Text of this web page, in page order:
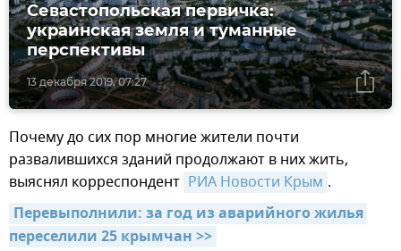
13 декабря 2019, 07:27
Севастопольская первичка:
украинская земля и туманные
перспективы
Почему до сих пор многие жители почти
развалившихся зданий продолжают в них жить,
выяснял корреспондент РИА Новости Крым .
Перевыполнили: за год из аварийного жилья
переселили 25 крымчан >>